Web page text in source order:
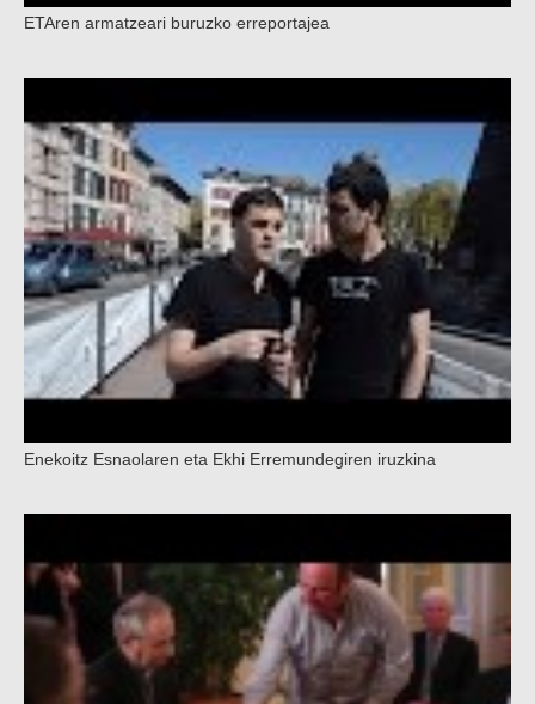
ETAren armatzeari buruzko erreportajea
Enekoitz Esnaolaren eta Ekhi Erremundegiren iruzkina